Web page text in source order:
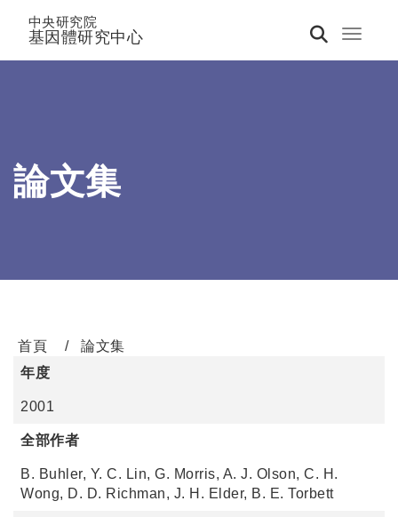
Toggle
中央研究院
基因體研究中心
論文集
首頁
論文集
年度
2001
全部作者
B. Buhler, Y. C. Lin, G. Morris, A. J. Olson, C. H.
Wong, D. D. Richman, J. H. Elder, B. E. Torbett